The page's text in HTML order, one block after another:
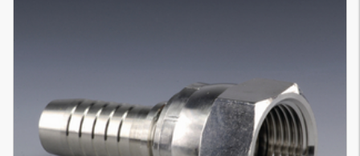
Model 3D